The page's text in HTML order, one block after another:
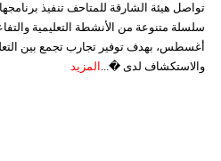
سلسلة متنوعة من الأنشطة التعليمية
أغسطس، بهدف توفير تجارب تجمع بين التعلم
والاستكشاف لدى �... المزيد